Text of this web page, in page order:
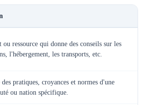
ou ressource qui donne des conseils sur les
l'hébergement, les transports, etc.
des pratiques, croyances et normes d'une
ou nation spécifique.